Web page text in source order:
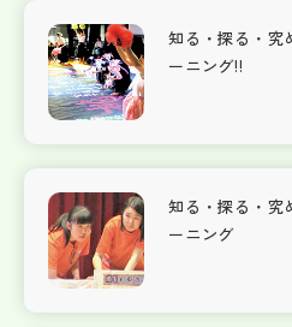
知る・探る・究
ーニング!!
知る・探る・究
ーニング